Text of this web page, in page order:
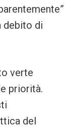
debito di
verte
priorità.
del